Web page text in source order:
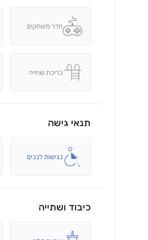
חדר משחקים
בריכת שחייה
תנאי גישה
נגישות לנכים
כיבוד ושתייה